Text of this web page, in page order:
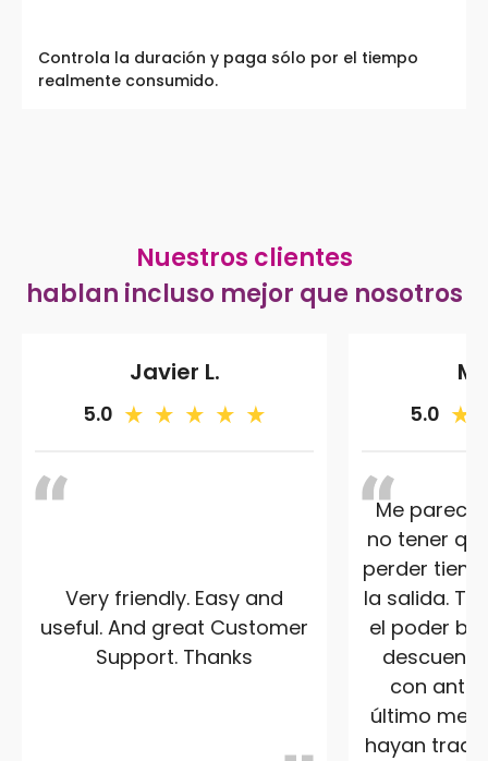
Controla la duración y paga sólo por el tiempo
realmente consumido.
Nuestros clientes
hablan incluso mejor que nosotros
Javier L.
5.0
Very friendly. Easy and
useful. And great Customer
Support. Thanks
5.0
Me parece
no tener
perder
la salida.
el poder
con
último me
hayan